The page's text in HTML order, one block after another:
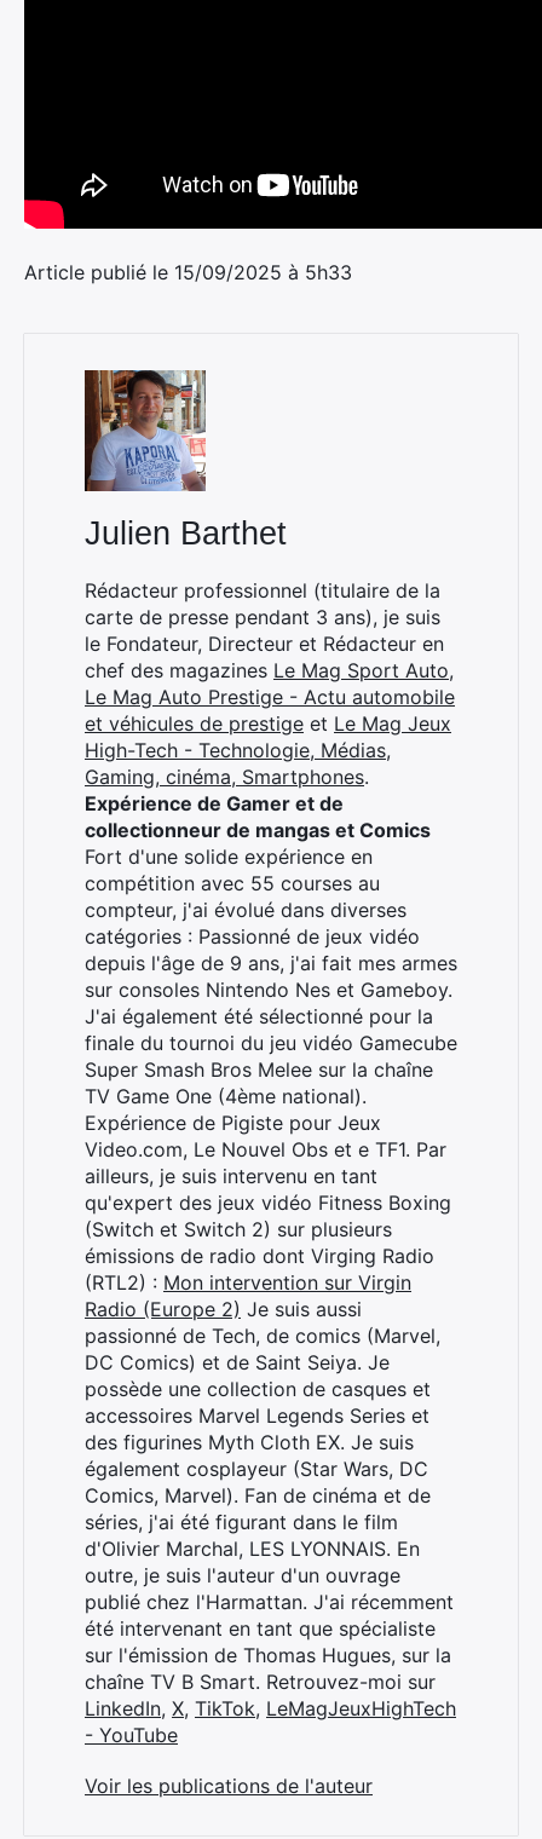
Article publié le 15/09/2025 à 5h33
Julien Barthet
Rédacteur professionnel (titulaire de la
carte de presse pendant 3 ans), je suis
le Fondateur, Directeur et Rédacteur en
chef des magazines Le Mag Sport Auto,
Le Mag Auto Prestige - Actu automobile
et véhicules de prestige et Le Mag Jeux
High-Tech - Technologie, Médias,
Gaming, cinéma, Smartphones.
Expérience de Gamer et de
collectionneur de mangas et Comics
Fort d'une solide expérience en
compétition avec 55 courses au
compteur, j'ai évolué dans diverses
catégories : Passionné de jeux vidéo
depuis l'âge de 9 ans, j'ai fait mes armes
sur consoles Nintendo Nes et Gameboy.
J'ai également été sélectionné pour la
finale du tournoi du jeu vidéo Gamecube
Super Smash Bros Melee sur la chaîne
TV Game One (4ème national).
Expérience de Pigiste pour Jeux
Video.com, Le Nouvel Obs et e TF1. Par
ailleurs, je suis intervenu en tant
qu'expert des jeux vidéo Fitness Boxing
(Switch et Switch 2) sur plusieurs
émissions de radio dont Virging Radio
(RTL2) : Mon intervention sur Virgin
Radio (Europe 2) Je suis aussi
passionné de Tech, de comics (Marvel,
DC Comics) et de Saint Seiya. Je
possède une collection de casques et
accessoires Marvel Legends Series et
des figurines Myth Cloth EX. Je suis
également cosplayeur (Star Wars, DC
Comics, Marvel). Fan de cinéma et de
séries, j'ai été figurant dans le film
d'Olivier Marchal, LES LYONNAIS. En
outre, je suis l'auteur d'un ouvrage
publié chez l'Harmattan. J'ai récemment
été intervenant en tant que spécialiste
sur l'émission de Thomas Hugues, sur la
chaîne TV B Smart. Retrouvez-moi sur
LinkedIn, X, TikTok, LeMagJeuxHighTech
- YouTube
Voir les publications de l'auteur